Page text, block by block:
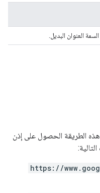
العنوان البديل.
الطريقة الحصول على إذن
https://